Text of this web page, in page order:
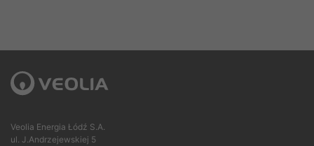
Veolia Energia Łódź S.A.
ul. J.Andrzejewskiej 5